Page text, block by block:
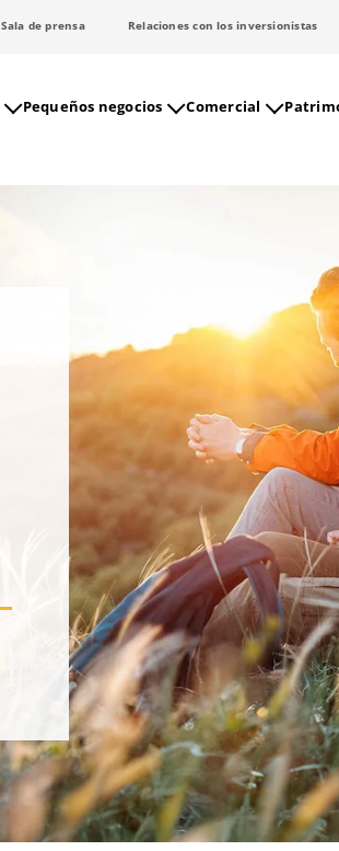
Sala de prensa Relaciones con los inversionistas
Pequeños negocios Comercial